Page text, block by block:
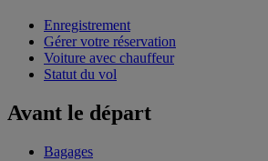
Enregistrement
Gérer votre réservation
Voiture avec chauffeur
Statut du vol
Avant le départ
Bagages